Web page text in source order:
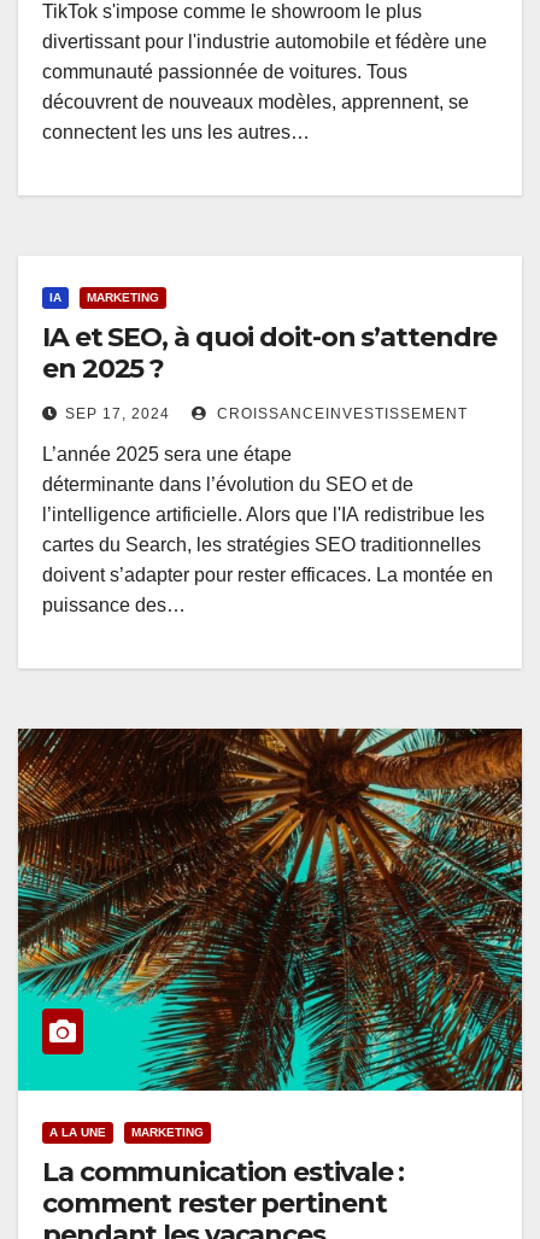
TikTok s'impose comme le showroom le plus
divertissant pour l'industrie automobile et fédère une
communauté passionnée de voitures. Tous
découvrent de nouveaux modèles, apprennent, se
connectent les uns les autres…
IA MARKETING
IA et SEO, à quoi doit-on s’attendre
en 2025 ?
SEP 17, 2024 CROISSANCEINVESTISSEMENT
L’année 2025 sera une étape
déterminante dans l’évolution du SEO et de
l’intelligence artificielle. Alors que l'IA redistribue les
cartes du Search, les stratégies SEO traditionnelles
doivent s’adapter pour rester efficaces. La montée en
puissance des…
A LA UNE MARKETING
La communication estivale :
comment rester pertinent